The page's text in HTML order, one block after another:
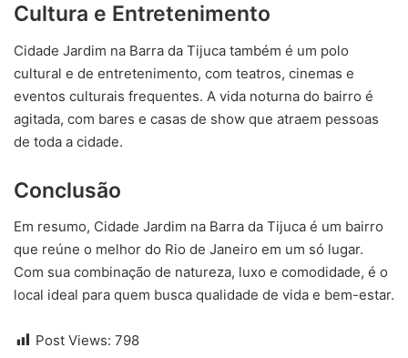
Cultura e Entretenimento
Cidade Jardim na Barra da Tijuca também é um polo
cultural e de entretenimento, com teatros, cinemas e
eventos culturais frequentes. A vida noturna do bairro é
agitada, com bares e casas de show que atraem pessoas
de toda a cidade.
Conclusão
Em resumo, Cidade Jardim na Barra da Tijuca é um bairro
que reúne o melhor do Rio de Janeiro em um só lugar.
Com sua combinação de natureza, luxo e comodidade, é o
local ideal para quem busca qualidade de vida e bem-estar.
Post Views: 798